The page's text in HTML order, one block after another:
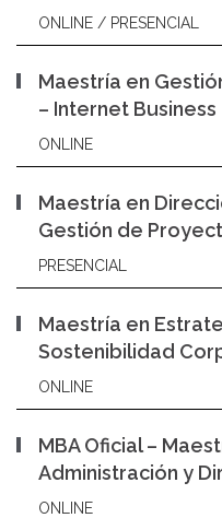
ONLINE / PRESENCIAL
Maestría en
– Internet Business
ONLINE
Maestría en
Gestión de
PRESENCIAL
Maestría en
Sostenibilidad
ONLINE
MBA Oficial –
Administración y
ONLINE